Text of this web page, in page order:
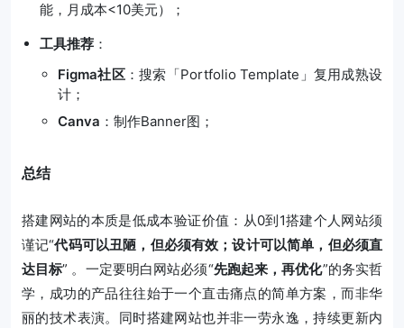
能，月成本<10美元）；
工具推荐 ：
Figma社区：搜索「Portfolio Template」复用成熟设
计；
Canva ：制作Banner图；
总结
搭建网站的本质是低成本验证价值：从0到1搭建个人网站须
谨记“代码可以丑陋，但必须有效；设计可以简单，但必须直
达目标” 。一定要明白网站必须“先跑起来，再优化”的务实哲
学，成功的产品往往始于一个直击痛点的简单方案，而非华
丽的技术表演。同时搭建网站也并非一劳永逸，持续更新内